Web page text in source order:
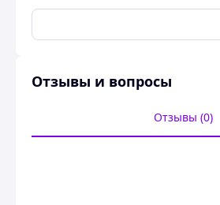
оборотов
Отзывы и вопросы
Отзывы (0)